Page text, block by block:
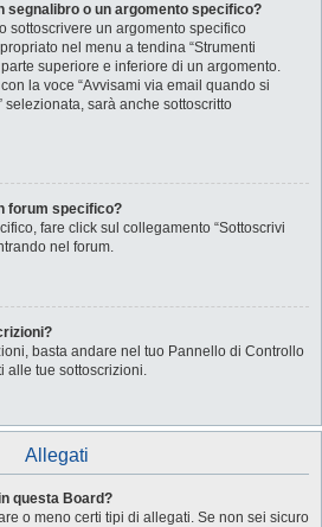
o un argomento specifico?
sottoscrivere un argomento specifico
nel menu a tendina “Strumenti
superiore e inferiore di un argomento.
la voce “Avvisami via email quando si
sarà anche sottoscritto
forum specifico?
fare click sul collegamento “Sottoscrivi
nel forum.
basta andare nel tuo Pannello di Controllo
alle tue sottoscrizioni.
Allegati
questa Board?
o meno certi tipi di allegati. Se non sei sicuro